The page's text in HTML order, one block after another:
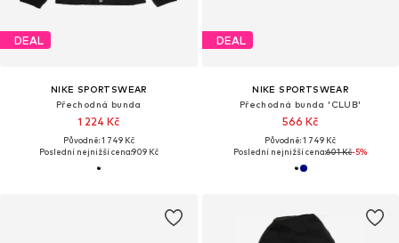
DEAL
NIKE SPORTSWEAR
Přechodná bunda
1 224 Kč
Původně: 1 749 Kč
Poslední nejnižší cena:909 Kč
DEAL
NIKE SPORTSWEAR
Přechodná bunda 'CLUB'
566 Kč
Původně: 1 749 Kč
Poslední nejnižší cena:601 Kč-5%